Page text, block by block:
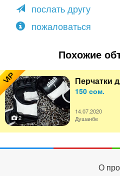
послать другу
пожаловаться
Похожие
VIP Перчатки
150 сом.
14.07.2020
2
Душанбе
О